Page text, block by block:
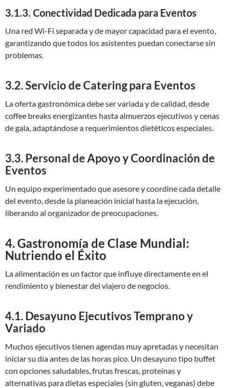
3.1.3. Conectividad Dedicada para Eventos
Una red Wi-Fi separada y de mayor capacidad para el evento,
garantizando que todos los asistentes puedan conectarse sin
problemas.
3.2. Servicio de Catering para Eventos
La oferta gastronómica debe ser variada y de calidad, desde
coffee breaks energizantes hasta almuerzos ejecutivos y cenas
de gala, adaptándose a requerimientos dietéticos especiales.
3.3. Personal de Apoyo y Coordinación de
Eventos
Un equipo experimentado que asesore y coordine cada detalle
del evento, desde la planeación inicial hasta la ejecución,
liberando al organizador de preocupaciones.
4. Gastronomía de Clase Mundial:
Nutriendo el Éxito
La alimentación es un factor que influye directamente en el
rendimiento y bienestar del viajero de negocios.
4.1. Desayuno Ejecutivos Temprano y
Variado
Muchos ejecutivos tienen agendas muy apretadas y necesitan
iniciar su día antes de las horas pico. Un desayuno tipo buffet
con opciones saludables, frutas frescas, proteínas y
alternativas para dietas especiales (sin gluten, veganas) debe